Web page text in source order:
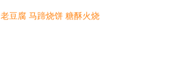
老豆腐 马蹄烧饼 糖酥火烧